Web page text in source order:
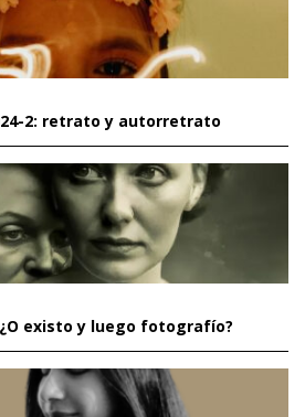
2: retrato y autorretrato
existo y luego fotografío?